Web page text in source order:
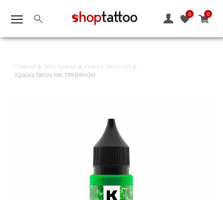
0
0
Главная Тату Краски
Краска Tattoo Ink
Краска Tattoo INK ТРАВЯНОЙ